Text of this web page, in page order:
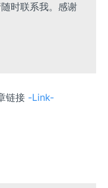
时联系我。感谢
链接 -Link-